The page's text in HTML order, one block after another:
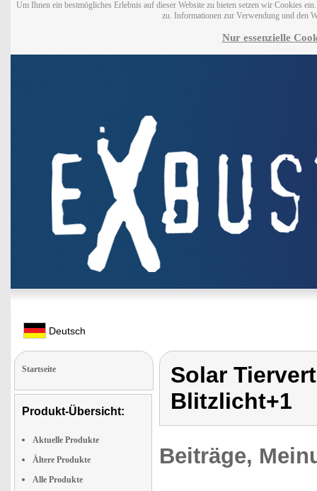
Um Ihnen ein bestmögliches Erlebnis auf dieser Website zu bieten setzen wir Cookies
zu. Informationen zur Verwendung und den
Nur essenzielle
Deutsch
Startseite
Produkt-Übersicht:
Aktuelle Produkte
Ältere Produkte
Alle Produkte
Solar
Blitzlicht+1
Beiträge,